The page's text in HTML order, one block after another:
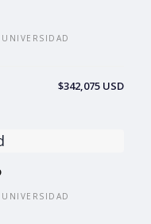
$342,075 USD